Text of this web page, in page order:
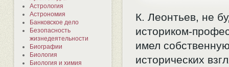
Астрология
Астрономия
Банковское дело
Безопасность
жизнедеятельности
Биографии
Биология
Биология и химия
К. Леонтьев, не
историком-
имел
исторических